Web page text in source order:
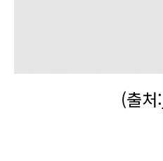
(출처: